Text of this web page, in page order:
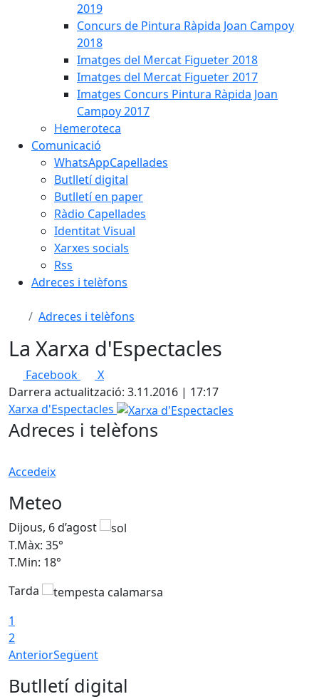
2019
Concurs de Pintura Ràpida Joan Campoy
2018
Imatges del Mercat Figueter 2018
Imatges del Mercat Figueter 2017
Imatges Concurs Pintura Ràpida Joan
Campoy 2017
Hemeroteca
Comunicació
WhatsAppCapellades
Butlletí digital
Butlletí en paper
Ràdio Capellades
Identitat Visual
Xarxes socials
Rss
Adreces i telèfons
Adreces i telèfons
La Xarxa d'Espectacles
Facebook
X
Darrera actualització: 3.11.2016 | 17:17
Xarxa d'Espectacles
Adreces i telèfons
Accedeix
Meteo
Dijous, 6 d’agost
T.Màx: 35°
T.Min: 18°
Tarda
1
2
AnteriorSegüent
Butlletí digital